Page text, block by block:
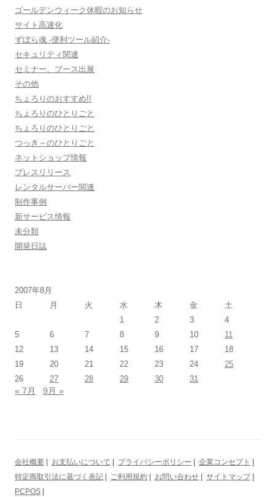
ゴールデンウィーク休暇のお知らせ
サイト高速化
ずぼら魂 -便利ツール紹介-
セキュリティ関連
セミナー、ブース出展
その他
ちょろりのおすすめ!!
ちょろりのひとりごと
ちょろりのひとりごと
つっき～のひとりごと
ネットショップ情報
プレスリリース
レンタルサーバー関連
制作事例
新サービス情報
未分類
開発日誌
2007年8月
日
月 火 水 木 金
土
1
2 3
4
5
6 7 8 9 10
11
12
13 14 15 16 17
18
19
20 21 22 23 24
25
26
27 28 29 30 31
« 7月 9月 »
会社概要 お支払いについて プライバシーポリシー 企業コンセプト
特定商取引法に基づく表記
ご利用規約 お問い合わせ サイトマップ|
PCPOS